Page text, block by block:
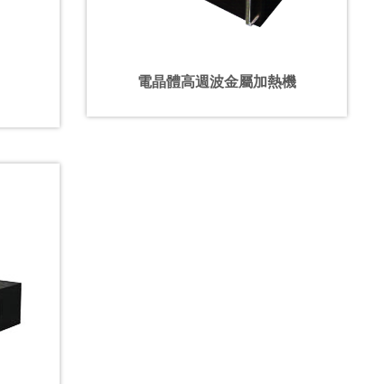
電晶體高週波金屬加熱機